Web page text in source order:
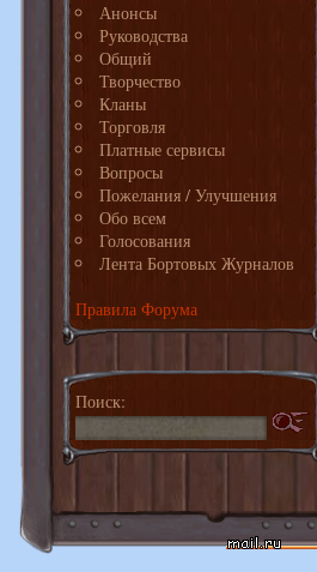
Анонсы
Руководства
Общий
Творчество
Кланы
Торговля
Платные сервисы
Вопросы
Пожелания / Улучшения
Обо всем
Голосования
Лента Бортовых Журналов
Правила Форума
Поиск: